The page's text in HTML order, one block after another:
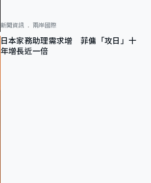
新聞資訊 兩岸國際
日本家務助理需求增 菲傭「攻日」十
年增長近一倍